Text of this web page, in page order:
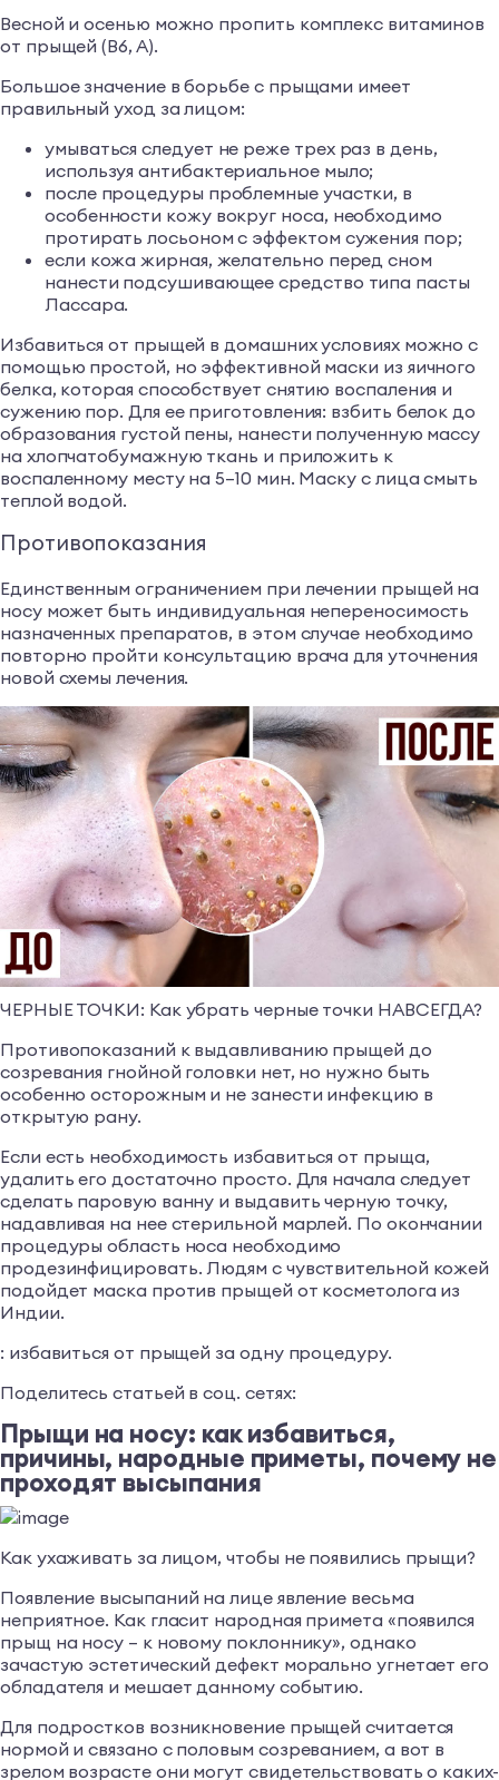
Весной и осенью можно пропить комплекс витаминов
от прыщей (В6, А).
Большое значение в борьбе с прыщами имеет
правильный уход за лицом:
умываться следует не реже трех раз в день,
используя антибактериальное мыло;
после процедуры проблемные участки, в
особенности кожу вокруг носа, необходимо
протирать лосьоном с эффектом сужения пор;
если кожа жирная, желательно перед сном
нанести подсушивающее средство типа пасты
Лассара.
Избавиться от прыщей в домашних условиях можно с
помощью простой, но эффективной маски из яичного
белка, которая способствует снятию воспаления и
сужению пор. Для ее приготовления: взбить белок до
образования густой пены, нанести полученную массу
на хлопчатобумажную ткань и приложить к
воспаленному месту на 5–10 мин. Маску с лица смыть
теплой водой.
Противопоказания
Единственным ограничением при лечении прыщей на
носу может быть индивидуальная непереносимость
назначенных препаратов, в этом случае необходимо
повторно пройти консультацию врача для уточнения
новой схемы лечения.
ЧЕРНЫЕ ТОЧКИ: Как убрать черные точки НАВСЕГДА?
Противопоказаний к выдавливанию прыщей до
созревания гнойной головки нет, но нужно быть
особенно осторожным и не занести инфекцию в
открытую рану.
Если есть необходимость избавиться от прыща,
удалить его достаточно просто. Для начала следует
сделать паровую ванну и выдавить черную точку,
надавливая на нее стерильной марлей. По окончании
процедуры область носа необходимо
продезинфицировать. Людям с чувствительной кожей
подойдет маска против прыщей от косметолога из
Индии.
: избавиться от прыщей за одну процедуру.
Поделитесь статьей в соц. сетях:
Прыщи на носу: как избавиться,
причины, народные приметы, почему не
проходят высыпания
Как ухаживать за лицом, чтобы не появились прыщи?
Появление высыпаний на лице явление весьма
неприятное. Как гласит народная примета «появился
прыщ на носу – к новому поклоннику», однако
зачастую эстетический дефект морально угнетает его
обладателя и мешает данному событию.
Для подростков возникновение прыщей считается
нормой и связано с половым созреванием, а вот в
зрелом возрасте они могут свидетельствовать о каких-